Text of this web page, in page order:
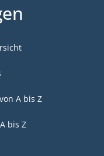
A bis Z
bis Z